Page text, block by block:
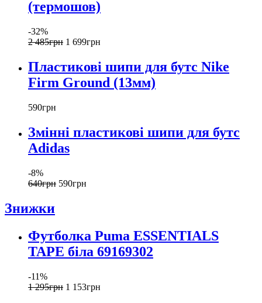
(термошов)
-32%
2 485грн 1 699грн
Пластикові шипи для бутс Nike
Firm Ground (13мм)
590грн
Змінні пластикові шипи для бутс
Adidas
-8%
640грн 590грн
Знижки
Футболка Puma ESSENTIALS
TAPE біла 69169302
-11%
1 295грн 1 153грн